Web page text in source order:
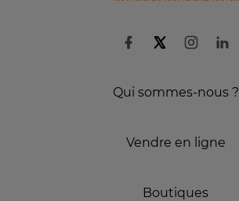
Qui sommes-nous ?
Vendre en ligne
Boutiques